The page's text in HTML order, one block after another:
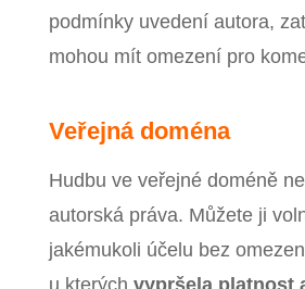
podmínky uvedení autora,
mohou mít omezení pro
Veřejná doména
Hudbu ve veřejné doméně
autorská práva. Můžete ji
jakémukoli účelu bez